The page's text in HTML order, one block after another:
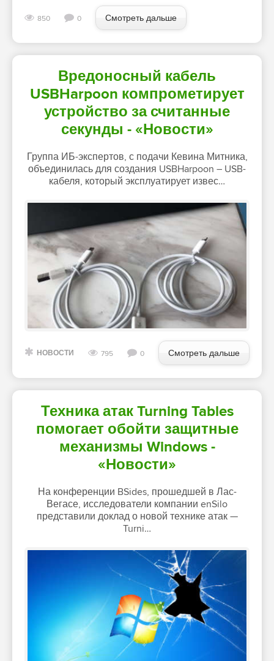
850 0 Смотреть дальше
Вредоносный кабель
USBHarpoon компрометирует
устройство за считанные
секунды - «Новости»
Группа ИБ-экспертов, с подачи Кевина Митника,
объединилась для создания USBHarpoon – USB-
кабеля, который эксплуатирует извес…
НОВОСТИ 795 0 Смотреть дальше
Техника атак Turning Tables
помогает обойти защитные
механизмы Windows -
«Новости»
На конференции BSides, прошедшей в Лас-
Вегасе, исследователи компании enSilo
представили доклад о новой технике атак —
Turni…